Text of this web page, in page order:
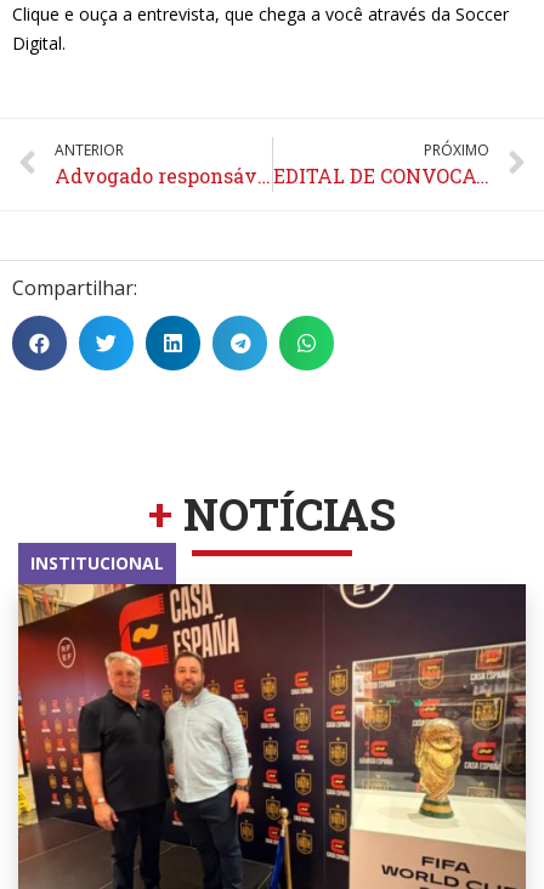
Clique e ouça a entrevista, que chega a você através da Soccer
Digital.
ANTERIOR
Advogado responsável pela conquista do Certificado de Monitor explica ação
PRÓXIMO
EDITAL DE CONVOCAÇÃO: ASSEMBLÉIA GERAL ORDINÁRIA
Compartilhar:
+ NOTÍCIAS
INSTITUCIONAL